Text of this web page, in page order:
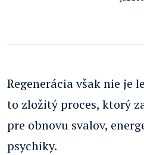
Regenerácia však nie je
to zložitý proces, ktorý
pre obnovu svalov,
psychiky.